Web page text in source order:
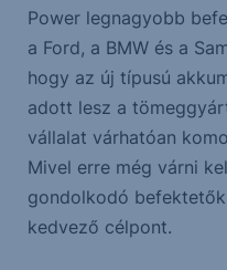
Power legnagyobb
a Ford, a BMW és a
hogy az új típusú
adott lesz a
vállalat várhatóan
Mivel erre még várni
gondolkodó
kedvező célpont.